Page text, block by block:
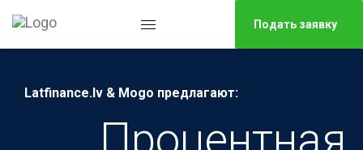
Подать заявку
Latfinance.lv & Mogo предлагают:
Процентная